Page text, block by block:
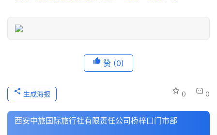
游
信
息
文
化
赞 (0)
0 0
生成海报
西安中旅国际旅行社有限责任公司桥梓口门市部